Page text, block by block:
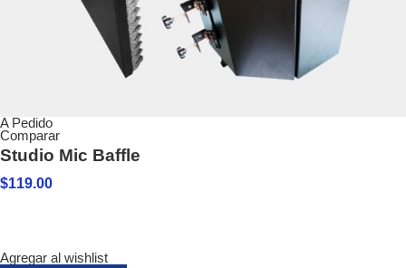
A Pedido
Comparar
Studio Mic Baffle
$119.00
Agregar al wishlist